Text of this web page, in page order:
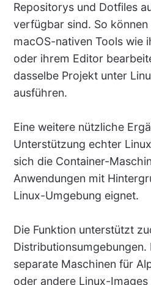
Repositorys und Dotfiles
verfügbar sind. So
macOS-nativen Tools wie
oder ihrem Editor
dasselbe Projekt unter
ausführen.
Eine weitere nützliche
Unterstützung echter
sich die Container-
Anwendungen mit
Linux-Umgebung eignet.
Die Funktion unterstützt
Distributionsumgebungen.
separate Maschinen für
oder andere Linux-